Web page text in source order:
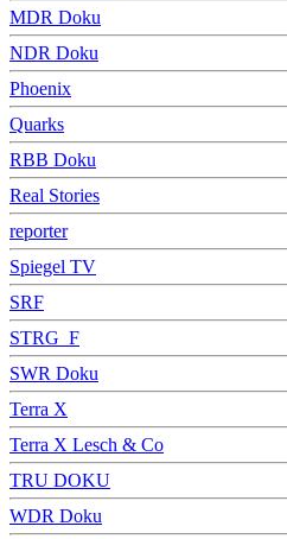
MDR Doku
NDR Doku
Phoenix
Quarks
RBB Doku
Real Stories
reporter
Spiegel TV
SRF
STRG_F
SWR Doku
Terra X
Terra X Lesch & Co
TRU DOKU
WDR Doku